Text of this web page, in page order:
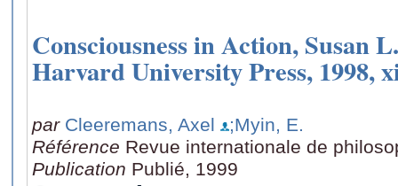
Consciousness in Action, Susan
Harvard University Press, 1998,
par Cleeremans, Axel
;Myin, E.
Référence Revue internationale de
Publication Publié, 1999